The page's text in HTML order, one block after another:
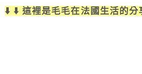
⬇️ ⬇️ 這裡是毛毛在法國生活的分